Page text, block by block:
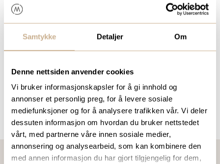
Samtykke Detaljer Om
Denne nettsiden anvender cookies
Vi bruker informasjonskapsler for å gi innhold og
annonser et personlig preg, for å levere sosiale
mediefunksjoner og for å analysere trafikken vår. Vi deler
dessuten informasjon om hvordan du bruker nettstedet
vårt, med partnerne våre innen sosiale medier,
annonsering og analysearbeid, som kan kombinere den
med annen informasjon du har gjort tilgjengelig for dem,
Uthevet lenkeliste
Ortomedia juni 2026